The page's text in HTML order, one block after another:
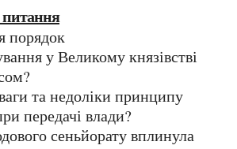
питання
у Великому князівстві
та недоліки принципу
передачі влади?
сеньйорату вплинула